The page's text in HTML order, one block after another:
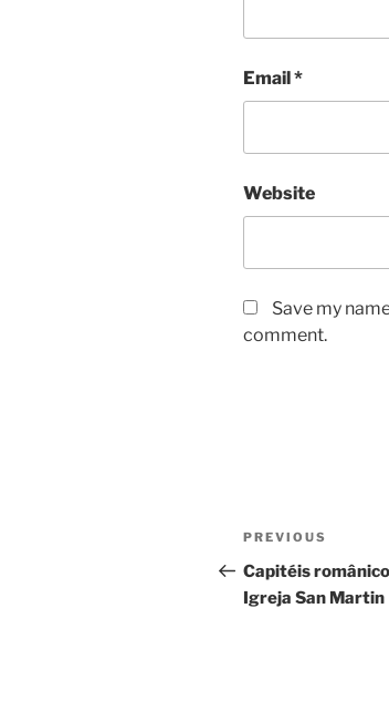
Email*
Website
Save my
comment.
Post
navigation
Previous
Post
PREVIOUS
Capitéis
Igreja San Martin